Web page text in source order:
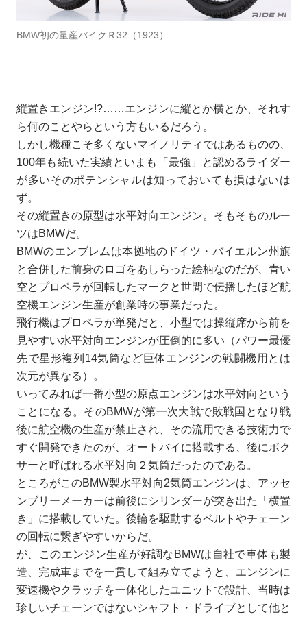
BMW初の量産バイクＲ32（1923）
縦置きエンジン!?……エンジンに縦とか横とか、それす
ら何のことやらという方もいるだろう。
しかし機種こそ多くないマイノリティではあるものの、
100年も続いた実績といまも「最強」と認めるライダー
が多いそのポテンシャルは知っておいても損はないは
ず。
その縦置きの原型は水平対向エンジン。そもそものルー
ツはBMWだ。
BMWのエンブレムは本拠地のドイツ・バイエルン州旗
と合併した前身のロゴをあしらった絵柄なのだが、青い
空とプロペラが回転したマークと世間で伝播したほど航
空機エンジン生産が創業時の事業だった。
飛行機はプロペラが単発だと、小型では操縦席から前を
見やすい水平対向エンジンが圧倒的に多い（パワー最優
先で星形複列14気筒など巨体エンジンの戦闘機用とは
次元が異なる）。
いってみれば一番小型の原点エンジンは水平対向という
ことになる。そのBMWが第一次大戦で敗戦国となり戦
後に航空機の生産が禁止され、その流用できる技術力で
すぐ開発できたのが、オートバイに搭載する、後にボク
サーと呼ばれる水平対向２気筒だったのである。
ところがこのBMW製水平対向2気筒エンジンは、アッセ
ンブリーメーカーは前後にシリンダーが突き出た「横置
き」に搭載していた。後輪を駆動するベルトやチェーン
の回転に繋ぎやすいからだ。
が、このエンジン生産が好調なBMWは自社で車体も製
造、完成車までを一貫して組み立てようと、エンジンに
変速機やクラッチを一体化したユニットで設計、当時は
珍しいチェーンではないシャフト・ドライブとして他と